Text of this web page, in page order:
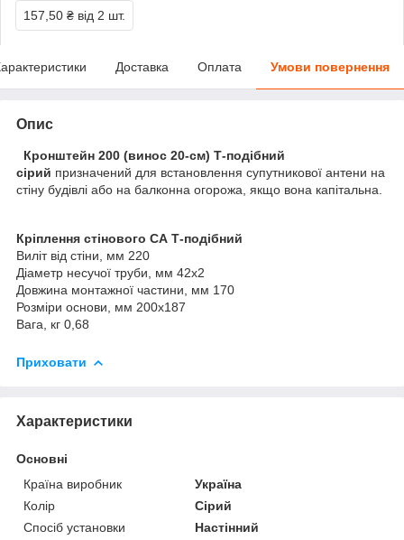
157,50 ₴ від 2 шт.
Доставка Оплата Умови повернення
Опис
Кронштейн 200 (винос 20-см) Т-подібний
сірий призначений для встановлення супутникової антени на
стіну будівлі або на балконна огорожа, якщо вона капітальна.
Кріплення стінового СА Т-подібний
Виліт від стіни, мм 220
Діаметр несучої труби, мм 42x2
Довжина монтажної частини, мм 170
Розміри основи, мм 200x187
Вага, кг 0,68
Приховати
Характеристики
Основні
Країна виробник
Україна
Колір
Сірий
Спосіб установки
Настінний